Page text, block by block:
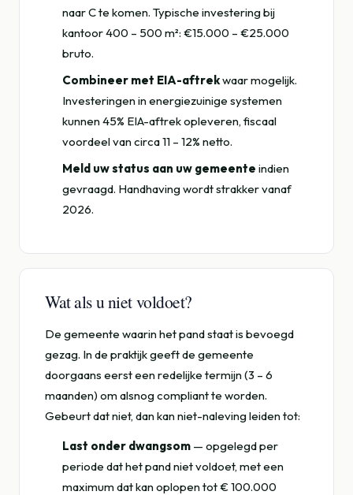
naar C te komen. Typische investering bij
kantoor 400 – 500 m²: €15.000 – €25.000
bruto.
Combineer met EIA-aftrekwaar mogelijk.
Investeringen in energiezuinige systemen
kunnen 45% EIA-aftrek opleveren, fiscaal
voordeel van circa 11 – 12% netto.
Meld uw status aan uw gemeente indien
gevraagd. Handhaving wordt strakker vanaf
2026.
Wat als u niet voldoet?
De gemeente waarin het pand staat is bevoegd
gezag. In de praktijk geeft de gemeente
doorgaans eerst een redelijke termijn (3 – 6
maanden) om alsnog compliant te worden.
Gebeurt dat niet, dan kan niet-naleving leiden tot:
Last onder dwangsom — opgelegd per
periode dat het pand niet voldoet, met een
maximum dat kan oplopen tot € 100.000